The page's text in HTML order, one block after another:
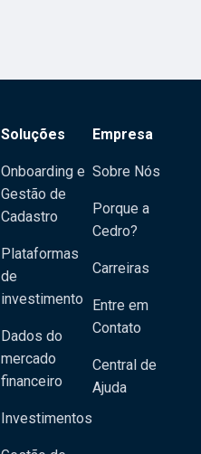
Soluções
Onboarding e
Gestão de
Cadastro
Plataformas
de
investimento
Dados do
mercado
financeiro
Investimentos
Empresa
Sobre Nós
Porque a
Cedro?
Carreiras
Entre em
Contato
Central de
Ajuda